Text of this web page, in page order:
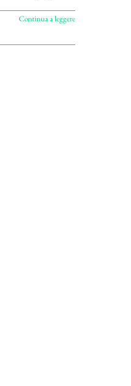
Continua a leggere